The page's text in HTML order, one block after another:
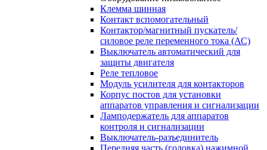
Клемма шинная
Контакт вспомогательный
Контактор/магнитный пускатель/
силовое реле переменного тока (АС)
Выключатель автоматический для
защиты двигателя
Реле тепловое
Модуль усилителя для контакторов
Корпус постов для установки
аппаратов управления и сигнализации
Ламподержатель для аппаратов
контроля и сигнализации
Выключатель-разъединитель
Передняя часть (головка) нажимной